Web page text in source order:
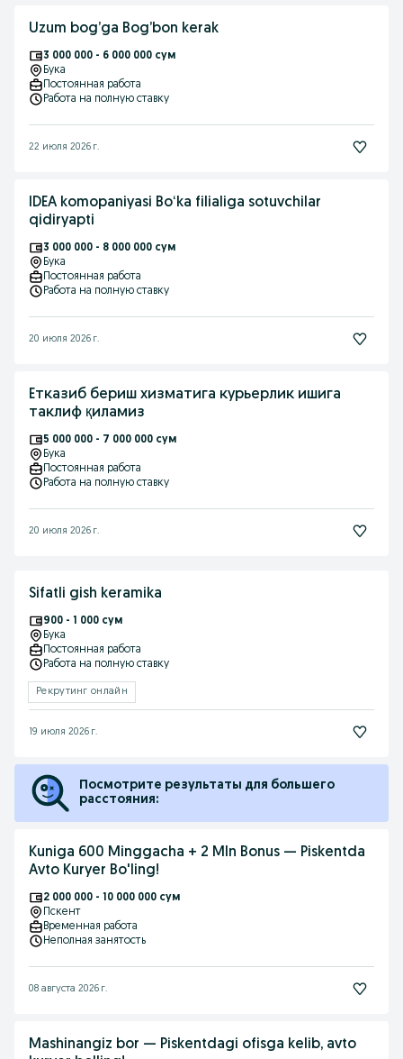
Uzum bog’ga Bog’bon kerak
3 000 000 - 6 000 000 сум
Бука
Постоянная работа
Работа на полную ставку
22 июля 2026 г.
IDEA komopaniyasi Boʻka filialiga sotuvchilar
qidiryapti
3 000 000 - 8 000 000 сум
Бука
Постоянная работа
Работа на полную ставку
20 июля 2026 г.
Етказиб бериш хизматига курьерлик ишига
таклиф қиламиз
5 000 000 - 7 000 000 сум
Бука
Постоянная работа
Работа на полную ставку
20 июля 2026 г.
Sifatli gish keramika
900 - 1 000 сум
Бука
Постоянная работа
Работа на полную ставку
Рекрутинг онлайн
19 июля 2026 г.
Посмотрите результаты для большего
расстояния:
Kuniga 600 Minggacha + 2 Mln Bonus — Piskentda
Avto Kuryer Bo'ling!
2 000 000 - 10 000 000 сум
Пскент
Временная работа
Неполная занятость
08 августа 2026 г.
Mashinangiz bor — Piskentdagi ofisga kelib, avto